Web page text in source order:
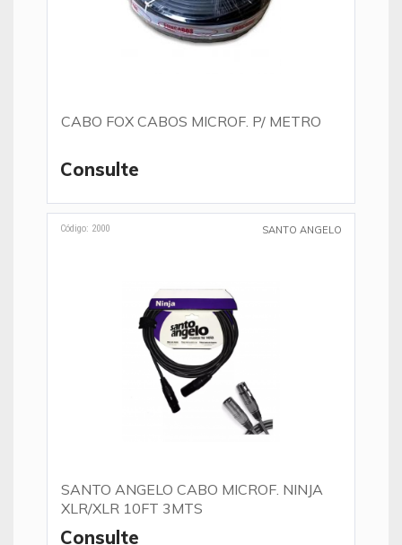
CABO FOX CABOS MICROF. P/ METRO
Consulte
Código: 2000 SANTO ANGELO
SANTO ANGELO CABO MICROF. NINJA
XLR/XLR 10FT 3MTS
Consulte